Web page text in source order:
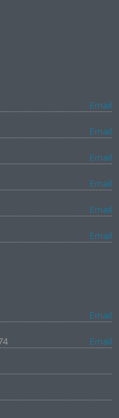
Email
Email
Email
Email
Email
Email
Email
Email